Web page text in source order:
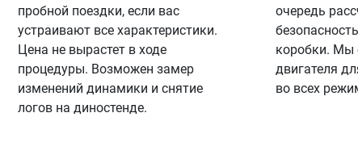
пробной поездки, если вас
устраивают все характеристики.
Цена не вырастет в ходе
процедуры. Возможен замер
изменений динамики и снятие
логов на диностенде.
очередь
коробки. Мы
двигателя
во всех